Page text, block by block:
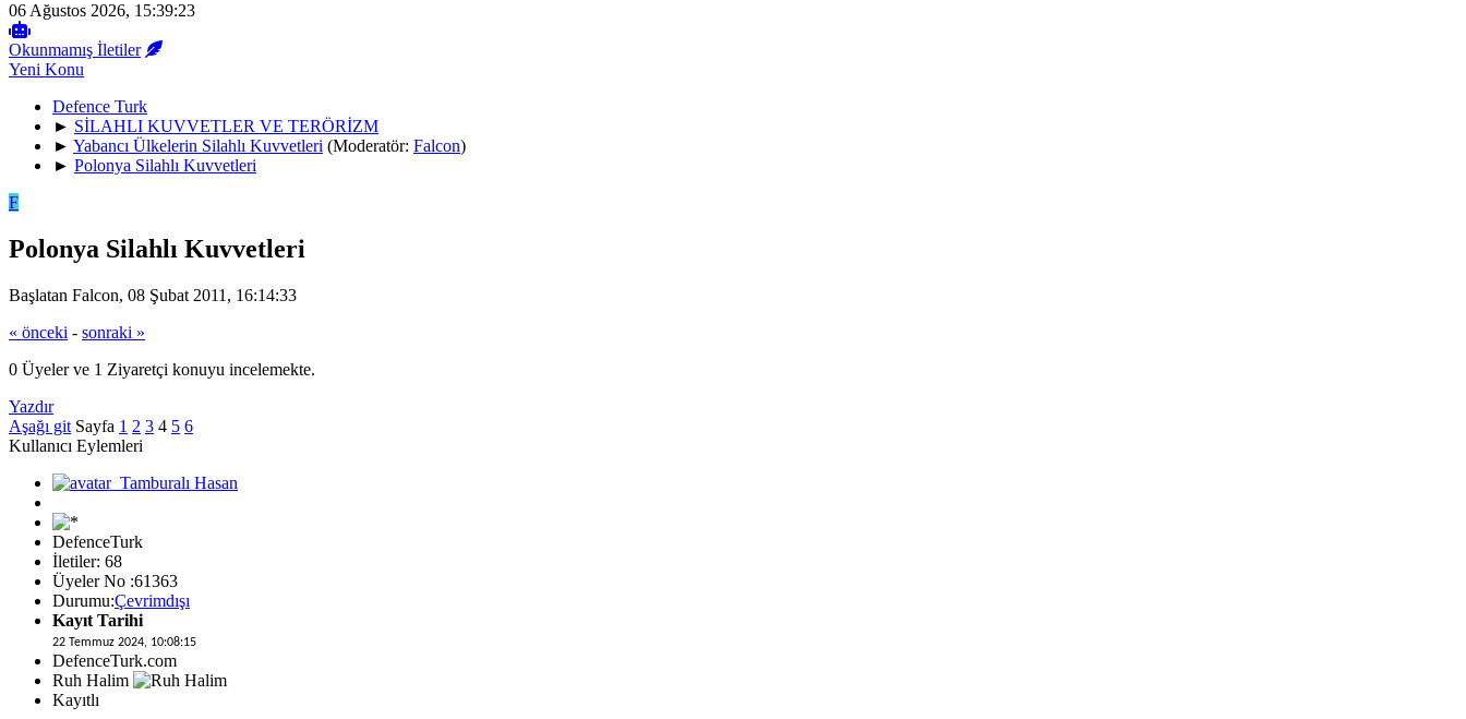
06 Ağustos 2026, 15:39:23
Okunmamış İletiler
Yeni Konu
Defence Turk
► SİLAHLI KUVVETLER VE TERÖRİZM
► Yabancı Ülkelerin Silahlı Kuvvetleri (Moderatör: Falcon)
► Polonya Silahlı Kuvvetleri
F
Polonya Silahlı Kuvvetleri
Başlatan Falcon, 08 Şubat 2011, 16:14:33
« önceki - sonraki »
0 Üyeler ve 1 Ziyaretçi konuyu incelemekte.
Yazdır
Aşağı git Sayfa 1 2 3 4 5 6
Kullanıcı Eylemleri
DefenceTurk
İletiler: 68
Üyeler No :61363
Durumu:Çevrimdışı
Kayıt Tarihi
22 Temmuz 2024, 10:08:15
DefenceTurk.com
Ruh Halim
Kayıtlı